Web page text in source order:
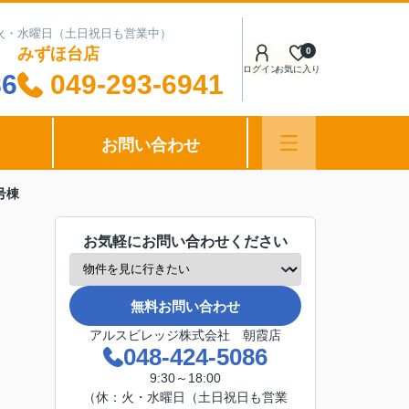
水曜日（土日祝日も営業中）
みずほ台店
049-293-6941
ログインお気に入り
0
お問い合わせ
棟
お気軽にお問い合わせください
無料お問い合わせ
アルスビレッジ株式会社 朝霞店
048-424-5086
9:30～18:00
（休：火・水曜日（土日祝日も営業